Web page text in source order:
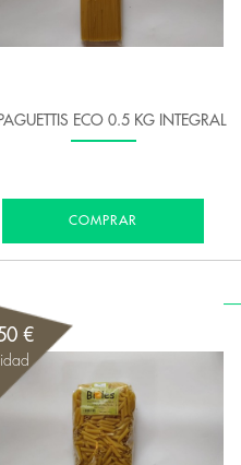
ECO 0.5 KG INTEGRAL
COMPRAR
€